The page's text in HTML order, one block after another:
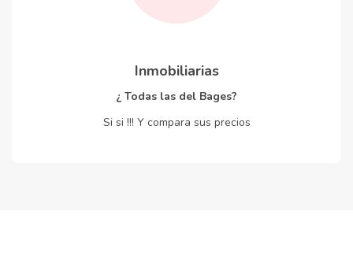
Inmobiliarias
¿ Todas las del Bages?
Si si !!! Y compara sus precios